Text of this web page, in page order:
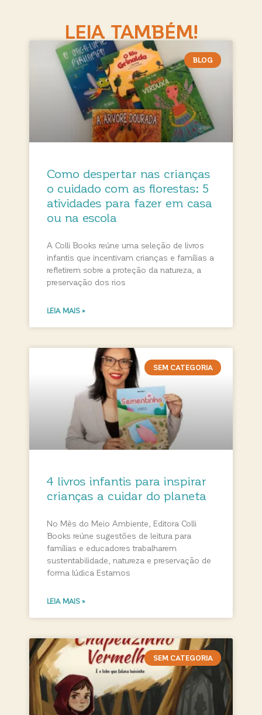
LEIA TAMBÉM!
BLOG
Como despertar nas crianças
o cuidado com as florestas: 5
atividades para fazer em casa
ou na escola
A Colli Books reúne uma seleção de livros
infantis que incentivam crianças e famílias a
refletirem sobre a proteção da natureza, a
preservação dos rios
LEIA MAIS »
SEM CATEGORIA
4 livros infantis para inspirar
crianças a cuidar do planeta
No Mês do Meio Ambiente, Editora Colli
Books reúne sugestões de leitura para
famílias e educadores trabalharem
sustentabilidade, natureza e preservação de
forma lúdica Estamos
LEIA MAIS »
SEM CATEGORIA